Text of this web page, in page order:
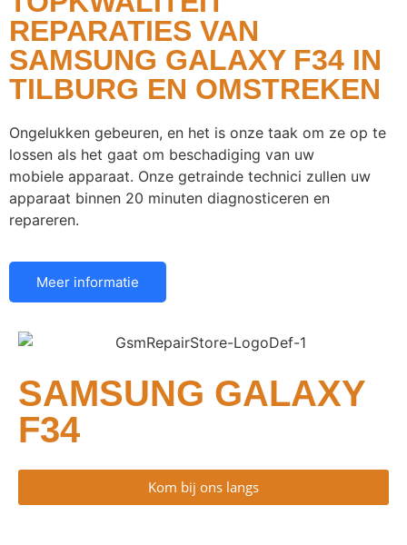
REPARATIES VAN
SAMSUNG GALAXY F34 IN
TILBURG EN OMSTREKEN
Ongelukken gebeuren, en het is onze taak om ze op te
lossen als het gaat om beschadiging van uw
mobiele apparaat. Onze getrainde technici zullen uw
apparaat binnen 20 minuten diagnosticeren en
repareren.
Meer informatie
SAMSUNG GALAXY
F34
Kom bij ons langs